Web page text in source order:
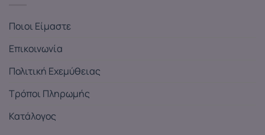
Ποιοι Είμαστε
Επικοινωνία
Πολιτική Εχεμύθειας
Τρόποι Πληρωμής
Κατάλογος